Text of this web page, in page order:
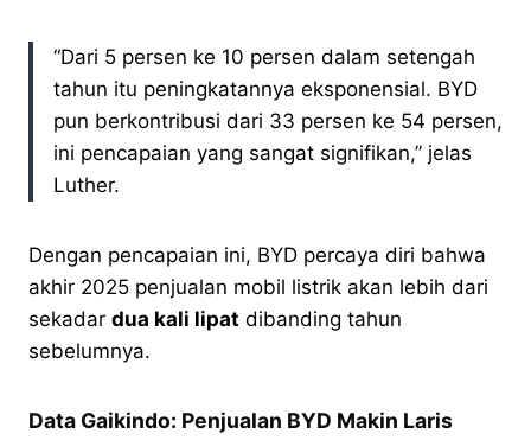
“Dari 5 persen ke 10 persen dalam setengah
tahun itu peningkatannya eksponensial. BYD
pun berkontribusi dari 33 persen ke 54 persen,
ini pencapaian yang sangat signifikan,” jelas
Luther.
Dengan pencapaian ini, BYD percaya diri bahwa
akhir 2025 penjualan mobil listrik akan lebih dari
sekadar dua kali lipat dibanding tahun
sebelumnya.
Data Gaikindo: Penjualan BYD Makin Laris